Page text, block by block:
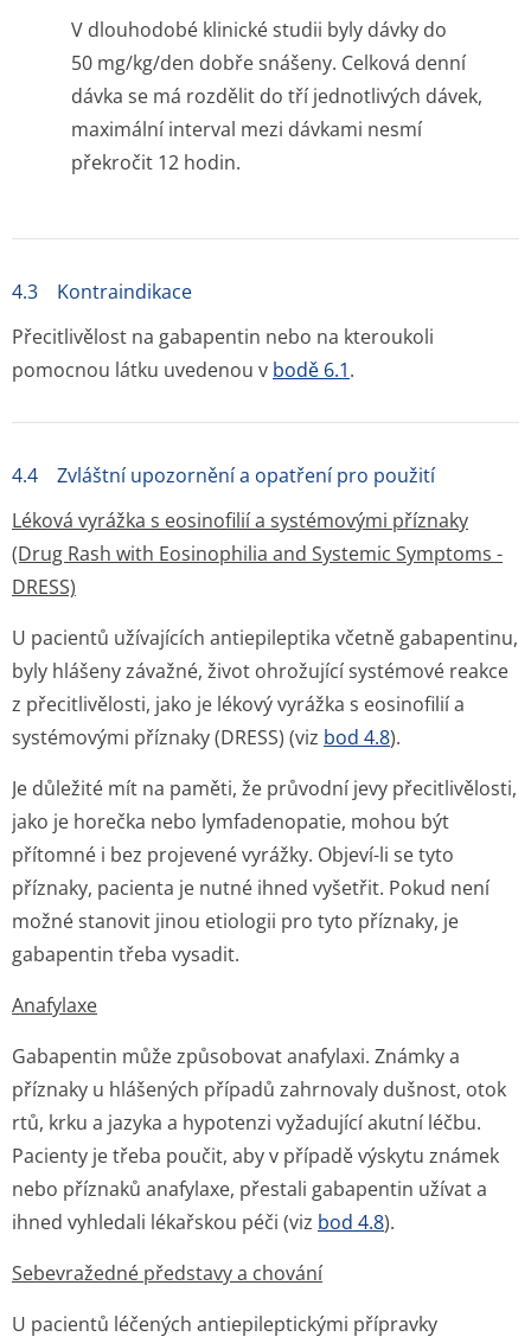
V dlouhodobé klinické studii byly dávky do
50 mg/kg/den dobře snášeny. Celková denní
dávka se má rozdělit do tří jednotlivých dávek,
maximální interval mezi dávkami nesmí
překročit 12 hodin.
4.3 Kontraindikace
Přecitlivělost na gabapentin nebo na kteroukoli
pomocnou látku uvedenou v bodě 6.1.
4.4 Zvláštní upozornění a opatření pro použití
Léková vyrážka s eosinofilií a systémovými příznaky
(Drug Rash with Eosinophilia and Systemic Symptoms -
DRESS)
U pacientů užívajících antiepileptika včetně gabapentinu,
byly hlášeny závažné, život ohrožující systémové reakce
z přecitlivělosti, jako je lékový vyrážka s eosinofilií a
systémovými příznaky (DRESS) (viz bod 4.8).
Je důležité mít na paměti, že průvodní jevy přecitlivělosti,
jako je horečka nebo lymfadenopatie, mohou být
přítomné i bez projevené vyrážky. Objeví-li se tyto
příznaky, pacienta je nutné ihned vyšetřit. Pokud není
možné stanovit jinou etiologii pro tyto příznaky, je
gabapentin třeba vysadit.
Anafylaxe
Gabapentin může způsobovat anafylaxi. Známky a
příznaky u hlášených případů zahrnovaly dušnost, otok
rtů, krku a jazyka a hypotenzi vyžadující akutní léčbu.
Pacienty je třeba poučit, aby v případě výskytu známek
nebo příznaků anafylaxe, přestali gabapentin užívat a
ihned vyhledali lékařskou péči (viz bod 4.8).
Sebevražedné představy a chování
U pacientů léčených antiepileptickými přípravky